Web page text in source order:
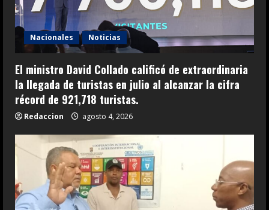
Nacionales Noticias
El ministro David Collado calificó de extraordinaria
la llegada de turistas en julio al alcanzar la cifra
récord de 921,718 turistas.
Redaccion agosto 4, 2026